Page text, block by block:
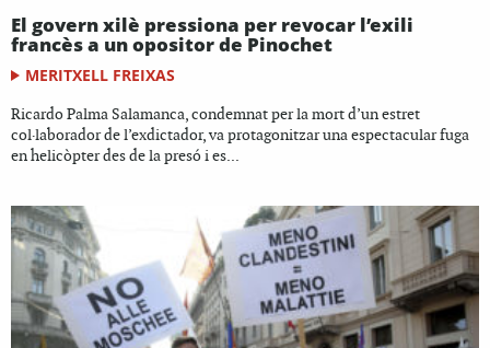
El govern xilè pressiona per revocar l’exili
francès a un opositor de Pinochet
MERITXELL FREIXAS
Ricardo Palma Salamanca, condemnat per la mort d’un estret
col·laborador de l’exdictador, va protagonitzar una espectacular fuga
en helicòpter des de la presó i es...